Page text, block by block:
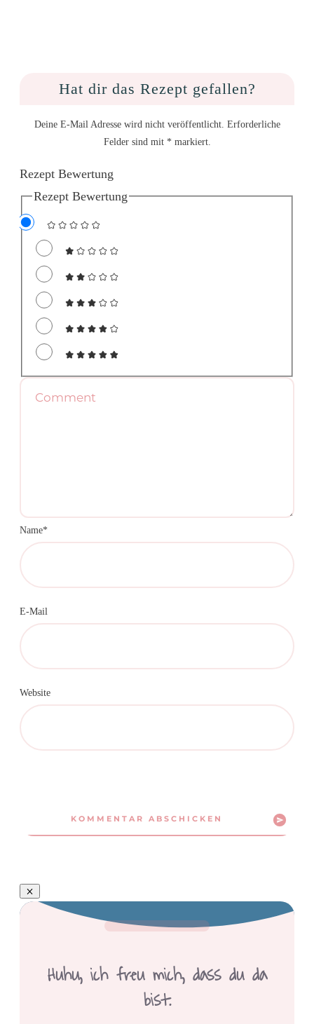
Hat dir das Rezept gefallen?
Deine E-Mail Adresse wird nicht veröffentlicht. Erforderliche
Felder sind mit * markiert.
Rezept Bewertung
Rezept Bewertung
Name*
E-Mail
Website
KOMMENTAR ABSCHICKEN
Huhu,ich freu mich, dass du da
bist.